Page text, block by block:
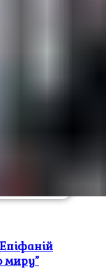
миру”